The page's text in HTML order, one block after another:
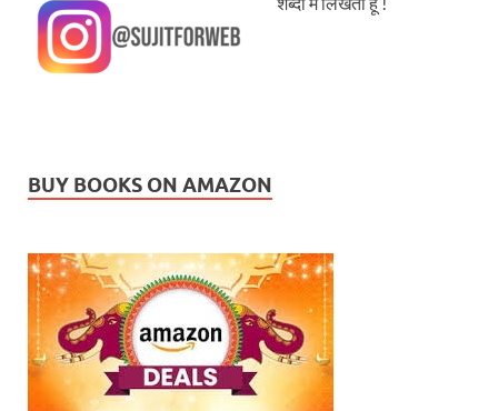
BUY BOOKS ON AMAZON